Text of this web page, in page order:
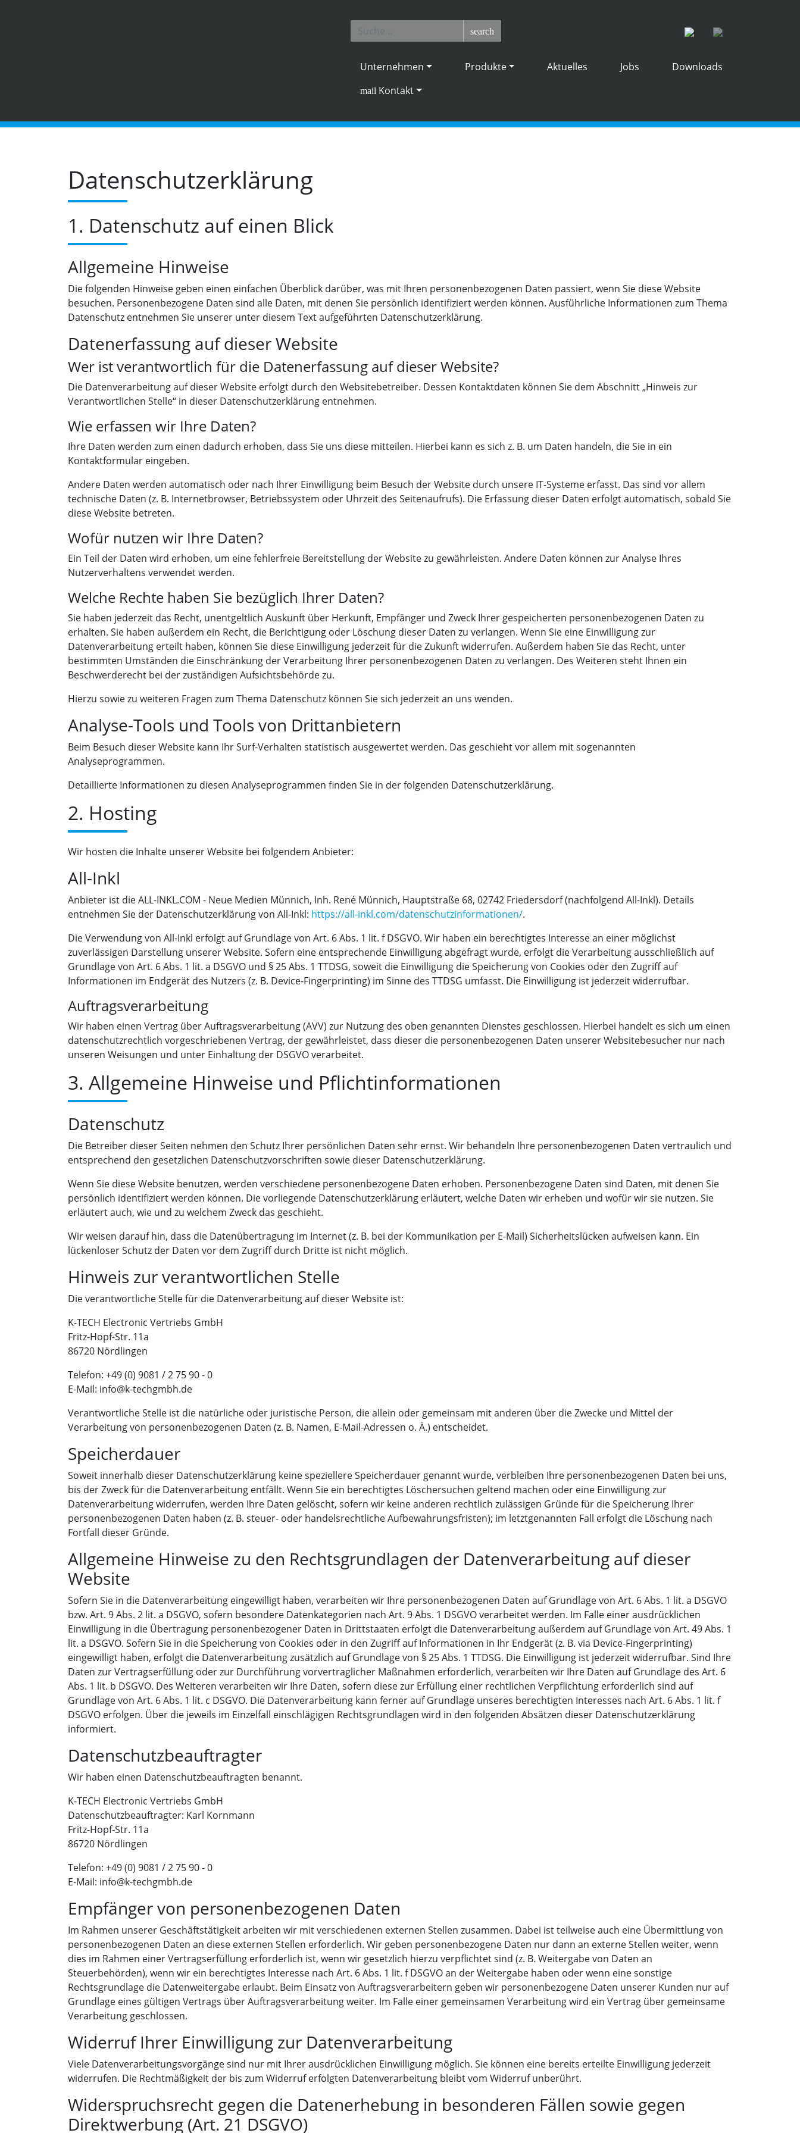
search
Unternehmen Produkte Aktuelles Jobs Downloads
mail Kontakt
Datenschutz­erklärung
1. Datenschutz auf einen Blick
Allgemeine Hinweise
Die folgenden Hinweise geben einen einfachen Überblick darüber, was mit Ihren personenbezogenen Daten passiert, wenn Sie diese Website
besuchen. Personenbezogene Daten sind alle Daten, mit denen Sie persönlich identifiziert werden können. Ausführliche Informationen zum Thema
Datenschutz entnehmen Sie unserer unter diesem Text aufgeführten Datenschutzerklärung.
Datenerfassung auf dieser Website
Wer ist verantwortlich für die Datenerfassung auf dieser Website?
Die Datenverarbeitung auf dieser Website erfolgt durch den Websitebetreiber. Dessen Kontaktdaten können Sie dem Abschnitt „Hinweis zur
Verantwortlichen Stelle“ in dieser Datenschutzerklärung entnehmen.
Wie erfassen wir Ihre Daten?
Ihre Daten werden zum einen dadurch erhoben, dass Sie uns diese mitteilen. Hierbei kann es sich z. B. um Daten handeln, die Sie in ein
Kontaktformular eingeben.
Andere Daten werden automatisch oder nach Ihrer Einwilligung beim Besuch der Website durch unsere IT-Systeme erfasst. Das sind vor allem
technische Daten (z. B. Internetbrowser, Betriebssystem oder Uhrzeit des Seitenaufrufs). Die Erfassung dieser Daten erfolgt automatisch, sobald Sie
diese Website betreten.
Wofür nutzen wir Ihre Daten?
Ein Teil der Daten wird erhoben, um eine fehlerfreie Bereitstellung der Website zu gewährleisten. Andere Daten können zur Analyse Ihres
Nutzerverhaltens verwendet werden.
Welche Rechte haben Sie bezüglich Ihrer Daten?
Sie haben jederzeit das Recht, unentgeltlich Auskunft über Herkunft, Empfänger und Zweck Ihrer gespeicherten personenbezogenen Daten zu
erhalten. Sie haben außerdem ein Recht, die Berichtigung oder Löschung dieser Daten zu verlangen. Wenn Sie eine Einwilligung zur
Datenverarbeitung erteilt haben, können Sie diese Einwilligung jederzeit für die Zukunft widerrufen. Außerdem haben Sie das Recht, unter
bestimmten Umständen die Einschränkung der Verarbeitung Ihrer personenbezogenen Daten zu verlangen. Des Weiteren steht Ihnen ein
Beschwerderecht bei der zuständigen Aufsichtsbehörde zu.
Hierzu sowie zu weiteren Fragen zum Thema Datenschutz können Sie sich jederzeit an uns wenden.
Analyse-Tools und Tools von Dritt­anbietern
Beim Besuch dieser Website kann Ihr Surf-Verhalten statistisch ausgewertet werden. Das geschieht vor allem mit sogenannten
Analyseprogrammen.
Detaillierte Informationen zu diesen Analyseprogrammen finden Sie in der folgenden Datenschutzerklärung.
2. Hosting
Wir hosten die Inhalte unserer Website bei folgendem Anbieter:
All-Inkl
Anbieter ist die ALL-INKL.COM - Neue Medien Münnich, Inh. René Münnich, Hauptstraße 68, 02742 Friedersdorf (nachfolgend All-Inkl). Details
entnehmen Sie der Datenschutzerklärung von All-Inkl: https://all-inkl.com/datenschutzinformationen/.
Die Verwendung von All-Inkl erfolgt auf Grundlage von Art. 6 Abs. 1 lit. f DSGVO. Wir haben ein berechtigtes Interesse an einer möglichst
zuverlässigen Darstellung unserer Website. Sofern eine entsprechende Einwilligung abgefragt wurde, erfolgt die Verarbeitung ausschließlich auf
Grundlage von Art. 6 Abs. 1 lit. a DSGVO und § 25 Abs. 1 TTDSG, soweit die Einwilligung die Speicherung von Cookies oder den Zugriff auf
Informationen im Endgerät des Nutzers (z. B. Device-Fingerprinting) im Sinne des TTDSG umfasst. Die Einwilligung ist jederzeit widerrufbar.
Auftragsverarbeitung
Wir haben einen Vertrag über Auftragsverarbeitung (AVV) zur Nutzung des oben genannten Dienstes geschlossen. Hierbei handelt es sich um einen
datenschutzrechtlich vorgeschriebenen Vertrag, der gewährleistet, dass dieser die personenbezogenen Daten unserer Websitebesucher nur nach
unseren Weisungen und unter Einhaltung der DSGVO verarbeitet.
3. Allgemeine Hinweise und Pflicht­informationen
Datenschutz
Die Betreiber dieser Seiten nehmen den Schutz Ihrer persönlichen Daten sehr ernst. Wir behandeln Ihre personenbezogenen Daten vertraulich und
entsprechend den gesetzlichen Datenschutzvorschriften sowie dieser Datenschutzerklärung.
Wenn Sie diese Website benutzen, werden verschiedene personenbezogene Daten erhoben. Personenbezogene Daten sind Daten, mit denen Sie
persönlich identifiziert werden können. Die vorliegende Datenschutzerklärung erläutert, welche Daten wir erheben und wofür wir sie nutzen. Sie
erläutert auch, wie und zu welchem Zweck das geschieht.
Wir weisen darauf hin, dass die Datenübertragung im Internet (z. B. bei der Kommunikation per E-Mail) Sicherheitslücken aufweisen kann. Ein
lückenloser Schutz der Daten vor dem Zugriff durch Dritte ist nicht möglich.
Hinweis zur verantwortlichen Stelle
Die verantwortliche Stelle für die Datenverarbeitung auf dieser Website ist:
K-TECH Electronic Vertriebs GmbH
Fritz-Hopf-Str. 11a
86720 Nördlingen
Telefon: +49 (0) 9081 / 2 75 90 - 0
E-Mail: info@k-techgmbh.de
Verantwortliche Stelle ist die natürliche oder juristische Person, die allein oder gemeinsam mit anderen über die Zwecke und Mittel der
Verarbeitung von personenbezogenen Daten (z. B. Namen, E-Mail-Adressen o. Ä.) entscheidet.
Speicherdauer
Soweit innerhalb dieser Datenschutzerklärung keine speziellere Speicherdauer genannt wurde, verbleiben Ihre personenbezogenen Daten bei uns,
bis der Zweck für die Datenverarbeitung entfällt. Wenn Sie ein berechtigtes Löschersuchen geltend machen oder eine Einwilligung zur
Datenverarbeitung widerrufen, werden Ihre Daten gelöscht, sofern wir keine anderen rechtlich zulässigen Gründe für die Speicherung Ihrer
personenbezogenen Daten haben (z. B. steuer- oder handelsrechtliche Aufbewahrungsfristen); im letztgenannten Fall erfolgt die Löschung nach
Fortfall dieser Gründe.
Allgemeine Hinweise zu den Rechtsgrundlagen der Datenverarbeitung auf dieser
Website
Sofern Sie in die Datenverarbeitung eingewilligt haben, verarbeiten wir Ihre personenbezogenen Daten auf Grundlage von Art. 6 Abs. 1 lit. a DSGVO
bzw. Art. 9 Abs. 2 lit. a DSGVO, sofern besondere Datenkategorien nach Art. 9 Abs. 1 DSGVO verarbeitet werden. Im Falle einer ausdrücklichen
Einwilligung in die Übertragung personenbezogener Daten in Drittstaaten erfolgt die Datenverarbeitung außerdem auf Grundlage von Art. 49 Abs. 1
lit. a DSGVO. Sofern Sie in die Speicherung von Cookies oder in den Zugriff auf Informationen in Ihr Endgerät (z. B. via Device-Fingerprinting)
eingewilligt haben, erfolgt die Datenverarbeitung zusätzlich auf Grundlage von § 25 Abs. 1 TTDSG. Die Einwilligung ist jederzeit widerrufbar. Sind Ihre
Daten zur Vertragserfüllung oder zur Durchführung vorvertraglicher Maßnahmen erforderlich, verarbeiten wir Ihre Daten auf Grundlage des Art. 6
Abs. 1 lit. b DSGVO. Des Weiteren verarbeiten wir Ihre Daten, sofern diese zur Erfüllung einer rechtlichen Verpflichtung erforderlich sind auf
Grundlage von Art. 6 Abs. 1 lit. c DSGVO. Die Datenverarbeitung kann ferner auf Grundlage unseres berechtigten Interesses nach Art. 6 Abs. 1 lit. f
DSGVO erfolgen. Über die jeweils im Einzelfall einschlägigen Rechtsgrundlagen wird in den folgenden Absätzen dieser Datenschutzerklärung
informiert.
Datenschutz­beauftragter
Wir haben einen Datenschutzbeauftragten benannt.
K-TECH Electronic Vertriebs GmbH
Datenschutzbeauftragter: Karl Kornmann
Fritz-Hopf-Str. 11a
86720 Nördlingen
Telefon: +49 (0) 9081 / 2 75 90 - 0
E-Mail: info@k-techgmbh.de
Empfänger von personenbezogenen Daten
Im Rahmen unserer Geschäftstätigkeit arbeiten wir mit verschiedenen externen Stellen zusammen. Dabei ist teilweise auch eine Übermittlung von
personenbezogenen Daten an diese externen Stellen erforderlich. Wir geben personenbezogene Daten nur dann an externe Stellen weiter, wenn
dies im Rahmen einer Vertragserfüllung erforderlich ist, wenn wir gesetzlich hierzu verpflichtet sind (z. B. Weitergabe von Daten an
Steuerbehörden), wenn wir ein berechtigtes Interesse nach Art. 6 Abs. 1 lit. f DSGVO an der Weitergabe haben oder wenn eine sonstige
Rechtsgrundlage die Datenweitergabe erlaubt. Beim Einsatz von Auftragsverarbeitern geben wir personenbezogene Daten unserer Kunden nur auf
Grundlage eines gültigen Vertrags über Auftragsverarbeitung weiter. Im Falle einer gemeinsamen Verarbeitung wird ein Vertrag über gemeinsame
Verarbeitung geschlossen.
Widerruf Ihrer Einwilligung zur Datenverarbeitung
Viele Datenverarbeitungsvorgänge sind nur mit Ihrer ausdrücklichen Einwilligung möglich. Sie können eine bereits erteilte Einwilligung jederzeit
widerrufen. Die Rechtmäßigkeit der bis zum Widerruf erfolgten Datenverarbeitung bleibt vom Widerruf unberührt.
Widerspruchsrecht gegen die Datenerhebung in besonderen Fällen sowie gegen
Direktwerbung (Art. 21 DSGVO)